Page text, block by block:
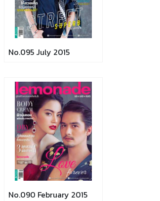
No.095 July 2015
No.090 February 2015